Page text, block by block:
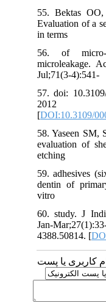
55. Bektas
Evaluation of a
in terms
56. of
microleakage.
Jul;71(3-4):541-
57. doi:
[DOI:10.3109/
58. Yaseen
evaluation of
etching
59. adhesives
dentin of
vitro
60. study. J
Jan-
4388.50814. [
کاربری یا پست